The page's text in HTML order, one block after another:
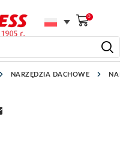
0
NARZĘDZIA DACHOWE